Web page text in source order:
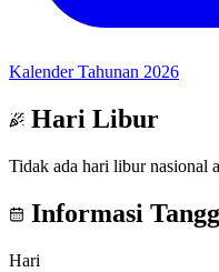
Kalender Tahunan 2026
Hari Libur
Tidak ada hari libur nasional
Informasi
Hari